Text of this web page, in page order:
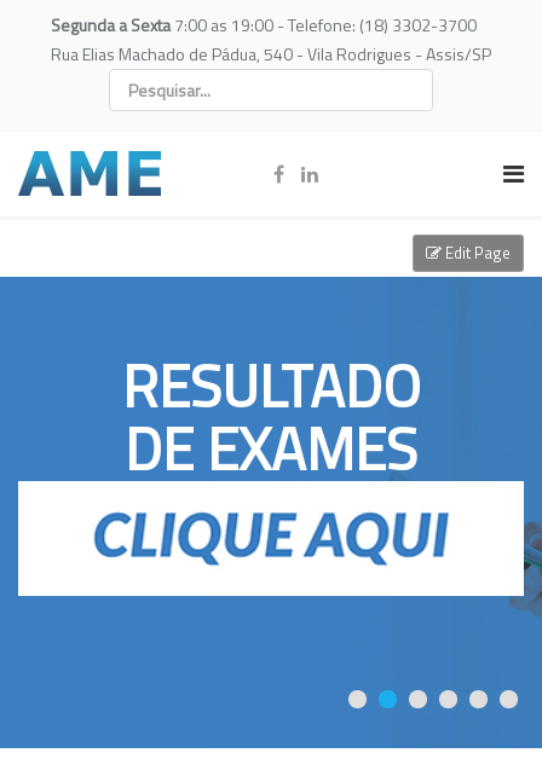
Segunda a Sexta7:00 as 19:00 - Telefone: (18) 3302-3700
Rua Elias Machado de Pádua, 540 - Vila Rodrigues - Assis/SP
RESULTADO
DE EXAMES
Edit Page